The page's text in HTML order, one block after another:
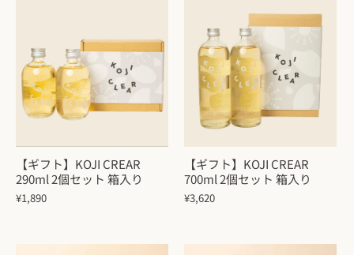
【ギフト】KOJI CREAR
290ml 2個セット 箱入り
¥1,890
【ギフト】KOJI CREAR
700ml 2個セット 箱入り
¥3,620